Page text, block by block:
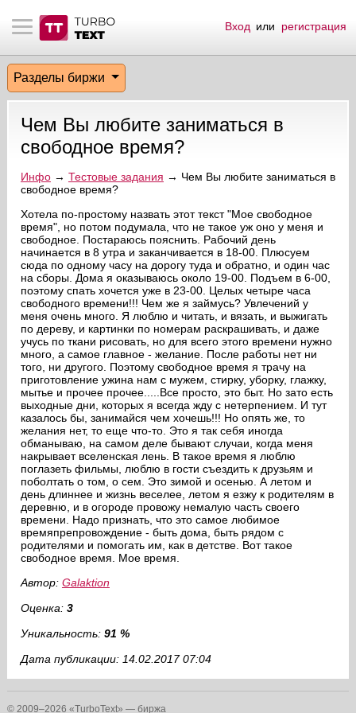
материалы
биржи
эфир
на сайте
пользователей
сообщения
по форуму
Вход или регистрация
Разделы биржи
Чем Вы любите заниматься в
свободное время?
Инфо→ Тестовые задания → Чем Вы любите заниматься в
свободное время?
Хотела по-простому назвать этот текст "Мое свободное
время", но потом подумала, что не такое уж оно у меня и
свободное. Постараюсь пояснить. Рабочий день
начинается в 8 утра и заканчивается в 18-00. Плюсуем
сюда по одному часу на дорогу туда и обратно, и один час
на сборы. Дома я оказываюсь около 19-00. Подъем в 6-00,
поэтому спать хочется уже в 23-00. Целых четыре часа
свободного времени!!! Чем же я займусь? Увлечений у
меня очень много. Я люблю и читать, и вязать, и выжигать
по дереву, и картинки по номерам раскрашивать, и даже
учусь по ткани рисовать, но для всего этого времени нужно
много, а самое главное - желание. После работы нет ни
того, ни другого. Поэтому свободное время я трачу на
приготовление ужина нам с мужем, стирку, уборку, глажку,
мытье и прочее прочее.....Все просто, это быт. Но зато есть
выходные дни, которых я всегда жду с нетерпением. И тут
казалось бы, занимайся чем хочешь!!! Но опять же, то
желания нет, то еще что-то. Это я так себя иногда
обманываю, на самом деле бывают случаи, когда меня
накрывает вселенская лень. В такое время я люблю
поглазеть фильмы, люблю в гости съездить к друзьям и
поболтать о том, о сем. Это зимой и осенью. А летом и
день длиннее и жизнь веселее, летом я езжу к родителям в
деревню, и в огороде провожу немалую часть своего
времени. Надо признать, что это самое любимое
времяпрепровождение - быть дома, быть рядом с
родителями и помогать им, как в детстве. Вот такое
свободное время. Мое время.
Автор: Galaktion
Оценка: 3
Уникальность: 91 %
Дата публикации: 14.02.2017 07:04
© 2009–2026 «TurboText» — биржа